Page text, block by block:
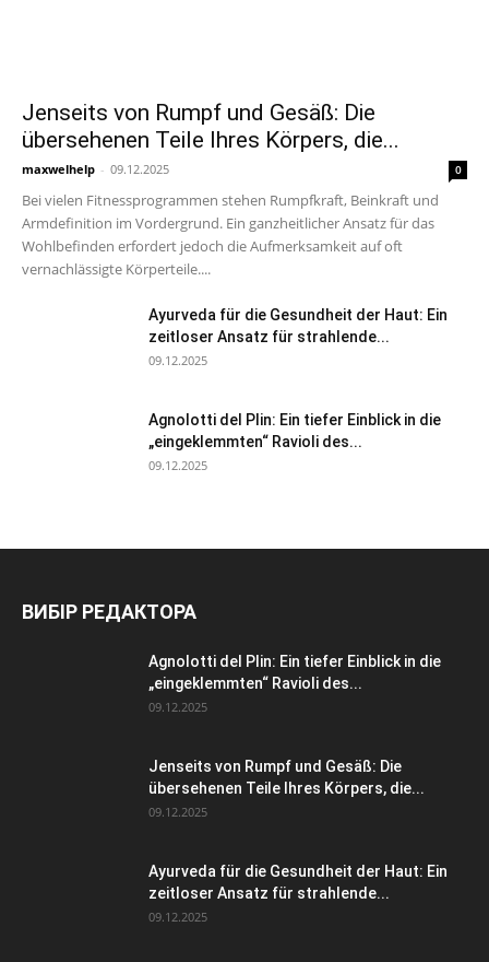
Jenseits von Rumpf und Gesäß: Die
übersehenen Teile Ihres Körpers, die...
maxwelhelp - 09.12.2025 0
Bei vielen Fitnessprogrammen stehen Rumpfkraft, Beinkraft und
Armdefinition im Vordergrund. Ein ganzheitlicher Ansatz für das
Wohlbefinden erfordert jedoch die Aufmerksamkeit auf oft
vernachlässigte Körperteile....
Ayurveda für die Gesundheit der Haut: Ein
zeitloser Ansatz für strahlende...
09.12.2025
Agnolotti del Plin: Ein tiefer Einblick in die
„eingeklemmten“ Ravioli des...
09.12.2025
ВИБІР РЕДАКТОРА
Agnolotti del Plin: Ein tiefer Einblick in die
„eingeklemmten“ Ravioli des...
09.12.2025
Jenseits von Rumpf und Gesäß: Die
übersehenen Teile Ihres Körpers, die...
09.12.2025
Ayurveda für die Gesundheit der Haut: Ein
zeitloser Ansatz für strahlende...
09.12.2025